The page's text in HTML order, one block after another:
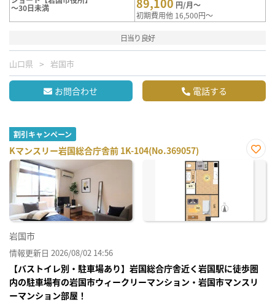
～30日未満
円/月～
初期費用他 16,500円～
日当り良好
山口県 岩国市
お問合わせ 電話する
割引キャンペーン
Kマンスリー岩国総合庁舎前 1K-104(No.369057)
お気
岩国市
情報更新日 2026/08/02 14:56
【バストイレ別・駐車場あり】岩国総合庁舎近く岩国駅に徒歩圏
内の駐車場有の岩国市ウィークリーマンション・岩国市マンスリ
ーマンション部屋！